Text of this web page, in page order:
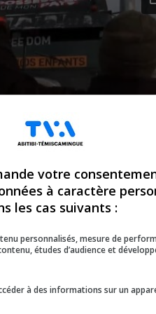
votre
à caractère
les cas suivants :
personnalisés, mesure de
études d’audience et
à des informations sur un